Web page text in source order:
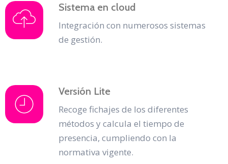
Sistema en cloud
Integración con numerosos sistemas
de gestión.
Versión Lite
Recoge fichajes de los diferentes
métodos y calcula el tiempo de
presencia, cumpliendo con la
normativa vigente.